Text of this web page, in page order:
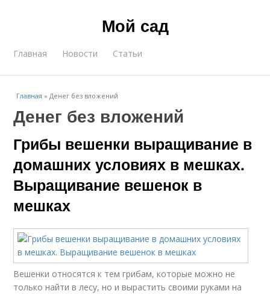
Мой сад
Главная Новости Статьи
Главная »Денег без вложений
Денег без вложений
Грибы вешенки выращивание в
домашних условиях в мешках.
Выращивание вешенок в
мешках
Вешенки относятся к тем грибам, которые можно не
только найти в лесу, но и вырастить своими руками на